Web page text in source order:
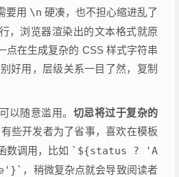
要用 \n 硬凑，也不担心缩进乱了
，浏览器渲染出的文本格式就原
点在生成复杂的 CSS 样式字符串
好用，层级关系一目了然，复制
以随意滥用。 切忌将过于复杂的
些开发者为了省事，喜欢在模板
数调用，比如 `${status ? 'A
，稍微复杂点就会导致阅读者